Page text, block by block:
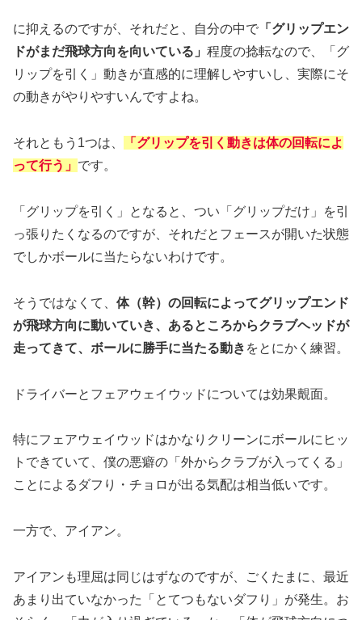
に抑えるのですが、それだと、自分の中で 「グリップエン
ドがまだ飛球方向を向いている」 程度の捻転なので、「グ
リップを引く」動きが直感的に理解しやすいし、実際にそ
の動きがやりやすいんですよね。
それともう1つは、
「グリップを引く動きは体の回転によ
って行う」 です。
「グリップを引く」となると、つい「グリップだけ」を引
っ張りたくなるのですが、それだとフェースが開いた状態
でしかボールに当たらないわけです。
そうではなくて、 体（幹）の回転によってグリップエンド
が飛球方向に動いていき、あるところからクラブヘッドが
走ってきて、ボールに勝手に当たる動き をとにかく練習。
ドライバーとフェアウェイウッドについては効果覿面。
特にフェアウェイウッドはかなりクリーンにボールにヒッ
トできていて、僕の悪癖の「外からクラブが入ってくる」
ことによるダフり・チョロが出る気配は相当低いです。
一方で、アイアン。
アイアンも理屈は同じはずなのですが、ごくたまに、最近
あまり出ていなかった「とてつもないダフり」が発生。お